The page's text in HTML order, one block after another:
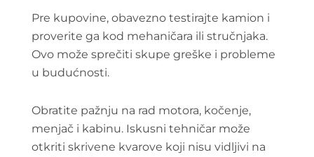
Pre kupovine, obavezno testirajte kamion i
proverite ga kod mehaničara ili stručnjaka.
Ovo može sprečiti skupe greške i probleme
u budućnosti.
Obratite pažnju na rad motora, kočenje,
menjač i kabinu. Iskusni tehničar može
otkriti skrivene kvarove koji nisu vidljivi na